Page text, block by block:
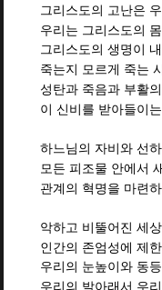
그리스도의 고난은
우리는 그리스도의
그리스도의 생명이
죽는지 모르게 죽는
성탄과 죽음과 부활
이 신비를 받아들이
하느님의 자비와 선
모든 피조물 안에서
관계의 혁명을 마련
악하고 비뚤어진 세
인간의 존엄성에 제
우리의 눈높이와 동
우리의 발아래서 우